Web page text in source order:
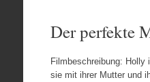
Der perfekte
Filmbeschreibung:
sie mit ihrer Mutter und